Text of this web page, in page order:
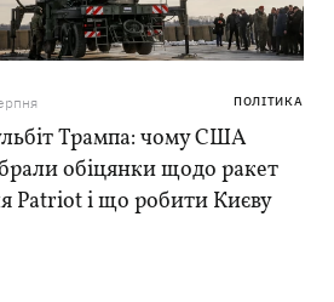
ПОЛІТИКА
Трампа: чому США
обіцянки щодо ракет
Patriot і що робити Києву